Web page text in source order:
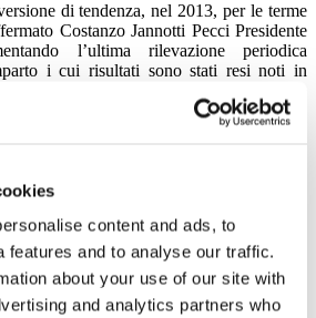
content and ads, to
features and to analyse our traffic.
about your use of our site with
and analytics partners who
di tendenza, nel 2013, per le terme
Costanzo Jannotti Pecci Presidente
l’ultima rilevazione periodica
i cui risultati sono stati resi noti in
a Rimini, organizzato da TTG Italia
Federterme.
Alberghi